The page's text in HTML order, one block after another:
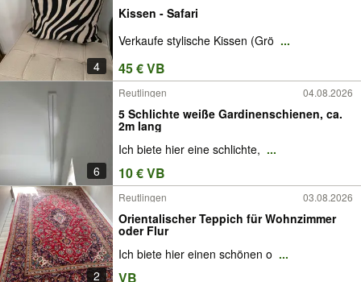
4
Kissen - Safari
Verkaufe stylische Kissen (Grö ...
45 € VB
6
Reutlingen 04.08.2026
5 Schlichte weiße Gardinenschienen, ca.
2m lang
Ich biete hier eine schlichte, ...
10 € VB
2
Reutlingen 03.08.2026
Orientalischer Teppich für Wohnzimmer
oder Flur
Ich biete hier einen schönen o ...
VB